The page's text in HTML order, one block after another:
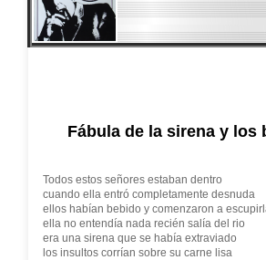
Fábula de la sirena y los
Todos estos señores estaban dentro
cuando ella entró completamente desnuda
ellos habían bebido y comenzaron a
ella no entendía nada recién salía del rio
era una sirena que se había extraviado
los insultos corrían sobre su carne lisa